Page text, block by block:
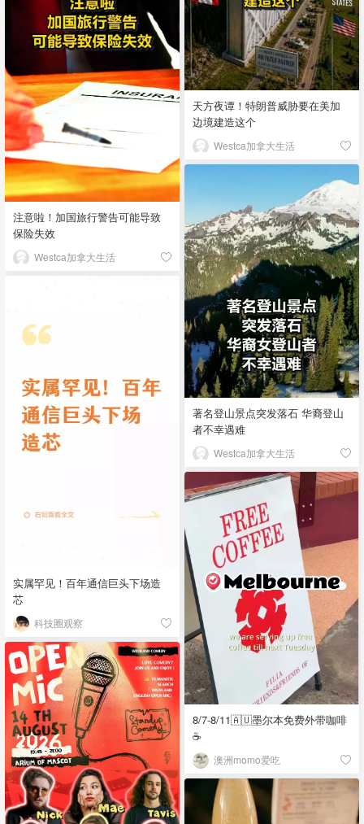
天方夜谭！特朗普威胁要在美加
边境建造这个
Westca加拿大生活
注意啦！加国旅行警告可能导致
保险失效
Westca加拿大生活
著名登山景点突发落石 华裔登山
者不幸遇难
Westca加拿大生活
实属罕见！百年通信巨头下场造
芯
科技圈观察
8/7-8/11🇦🇺墨尔本免费外带咖啡
☕
澳洲momo爱吃